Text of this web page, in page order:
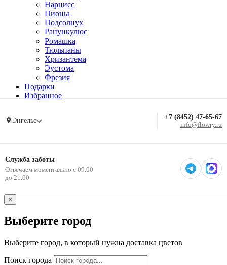
Нарцисс
Пионы
Подсолнух
Ранункулюс
Ромашка
Тюльпаны
Хризантема
Эустома
Фрезия
Подарки
Избранное
Энгельс +7 (8452) 47-65-67
info@flowry.ru
Служба заботы
Отвечаем моментально с 09.00
до 21.00
×
Выберите город
Выберите город, в который нужна доставка цветов
Поиск города